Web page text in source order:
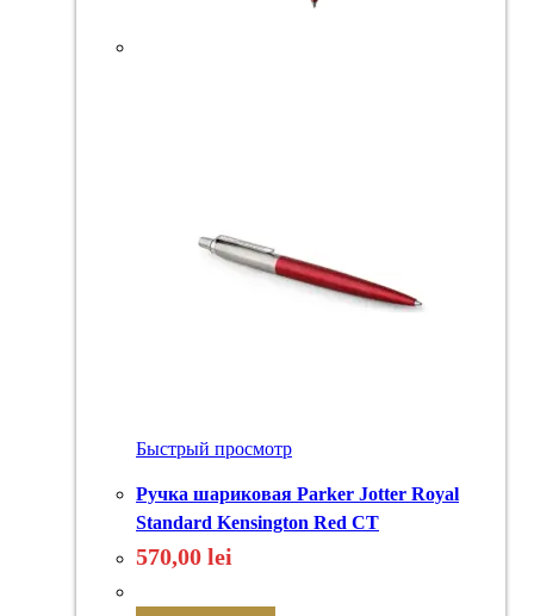
Быстрый просмотр
Ручка шариковая Parker Jotter Royal
Standard Kensington Red CT
570,00 lei